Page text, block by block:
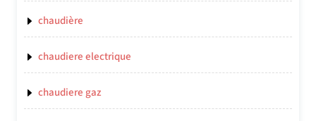
chaudière
chaudiere electrique
chaudiere gaz